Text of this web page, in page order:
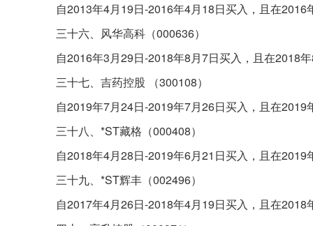
自2013年4月19日-2016年4月18日买入，且在
三十六、风华高科（000636）
自2016年3月29日-2018年8月7日买入，且在2018
三十七、吉药控股 （300108）
自2019年7月24日-2019年7月26日买入，且在
三十八、*ST藏格（000408）
自2018年4月28日-2019年6月21日买入，且在
三十九、*ST辉丰（002496）
自2017年4月26日-2018年4月19日买入，且在